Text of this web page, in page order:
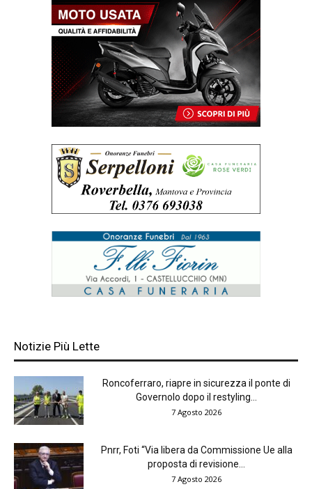
Notizie Più Lette
Roncoferraro, riapre in sicurezza il ponte di
Governolo dopo il restyling...
7 Agosto 2026
Pnrr, Foti “Via libera da Commissione Ue alla
proposta di revisione...
7 Agosto 2026